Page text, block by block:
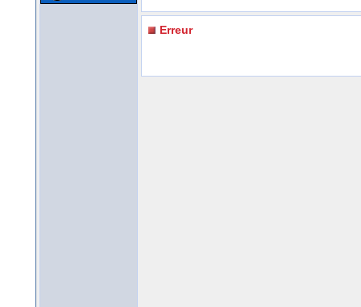
Erreur